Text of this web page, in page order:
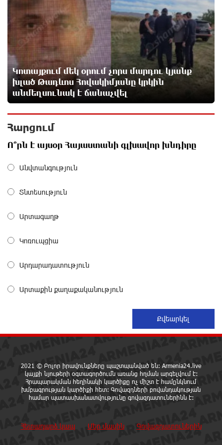
13 ժամ առաջ
Moody’s-ը IDBank-ի վարկանիշային հեռանկարը
փոխել է դրականի
13 ժամ առաջ
Վեհափառի անձնագրի մեջ գրված է՝ Գարեգին Բ․
նույնիսկ քննիչներն ու դատախազներն են այդպես
29.800 քկմ տարածքը կրճատվեց. Վարդևանյանը՝
Ֆասթ Բանկը Սևան Ստարտափ Սամմիթին
Սավգուլյան
Կաթողիկոսի և հոգևոր դասի ներկայացուցիչների
ուղիղ միջամտություն է Եկեղեցու ներքին գործերին և
ինքնավարությանը. Ղահրամանյան
15 ժամ առաջ
տեղակալի ընտրությունը
Կոտայքում մեկ օրում չորս մարդու կյանք
խլած Թադևոս Հովակիմյանը կրկին
անմեղսունակ է ճանաչվել
Հարցում
Ո՞րն է այսօր Հայաստանի գլխավոր խնդիրը
Անվտանգություն
Տնտեսություն
Արտագաղթ
Կոռուպցիա
Արդարադատություն
Արտաքին քաղաքականություն
2021 © Բոլոր իրավունքները պաշտպանված են: Armenia24.live
կայքի նյութերի օգտագործումն առանց հղման արգելվում է:
Հրապարակման հեղինակի կարծիքը ոչ միշտ է համընկնում
խմբագրության կարծիքի հետ: Գովազդների բովանդակության
համար պատասխանատվությունը գովազդատուներինն է:
Հետադարձ կապ Մեր մասին Գովազդատուներին